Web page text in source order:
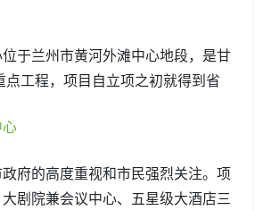
于兰州市黄河外滩中心地段，是甘
工程，项目自立项之初就得到省
府的高度重视和市民强烈关注。项
剧院兼会议中心、五星级大酒店三